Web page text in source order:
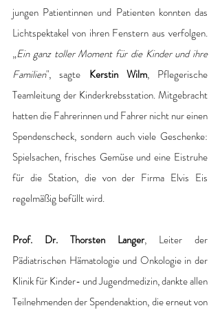
jungen Patientinnen und Patienten konnten das
Lichtspektakel von ihren Fenstern aus verfolgen.
„Ein ganz toller Moment für die Kinder und ihre
Familien", sagte Kerstin Wilm, Pflegerische
Teamleitung der Kinderkrebsstation. Mitgebracht
hatten die Fahrerinnen und Fahrer nicht nur einen
Spendenscheck, sondern auch viele Geschenke:
Spielsachen, frisches Gemüse und eine Eistruhe
für die Station, die von der Firma Elvis Eis
regelmäßig befüllt wird.
Prof. Dr. Thorsten Langer, Leiter der
Pädiatrischen Hämatologie und Onkologie in der
Klinik für Kinder- und Jugendmedizin, dankte allen